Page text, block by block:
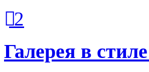
2
Галерея в